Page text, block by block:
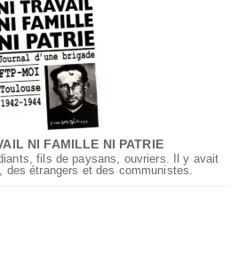
NI FAMILLE NI PATRIE
fils de paysans, ouvriers. Il y avait
des étrangers et des communistes.